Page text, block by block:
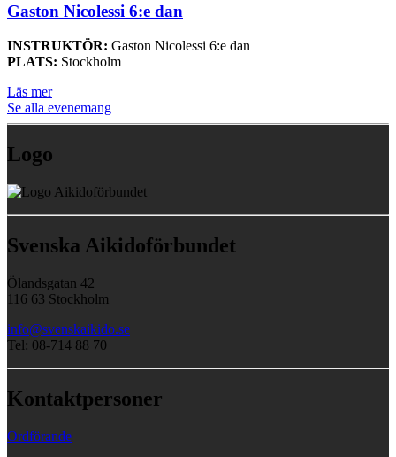
Gaston Nicolessi 6:e dan
INSTRUKTÖR: Gaston Nicolessi 6:e dan
PLATS: Stockholm
Läs mer
Se alla evenemang
Logo
Svenska Aikidoförbundet
Ölandsgatan 42
116 63 Stockholm
info@svenskaikido.se
Tel: 08-714 88 70
Kontaktpersoner
Ordförande